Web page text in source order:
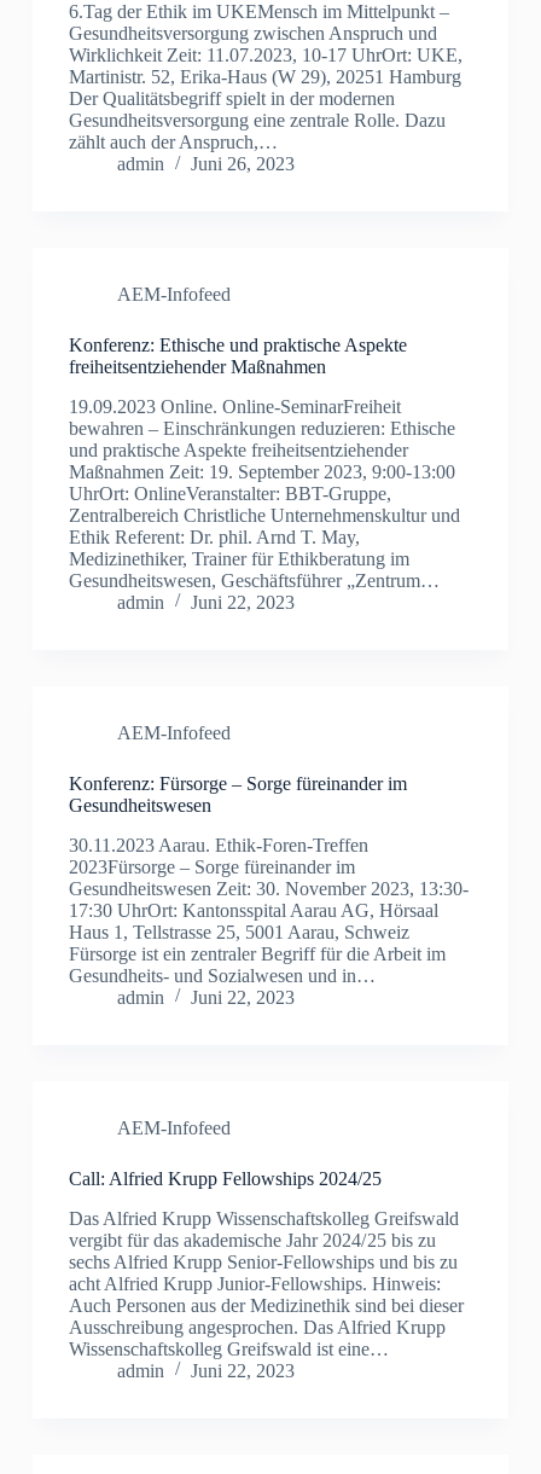
6.Tag der Ethik im UKEMensch im Mittelpunkt –
Gesundheitsversorgung zwischen Anspruch und
Wirklichkeit Zeit: 11.07.2023, 10-17 UhrOrt: UKE,
Martinistr. 52, Erika-Haus (W 29), 20251 Hamburg
Der Qualitätsbegriff spielt in der modernen
Gesundheitsversorgung eine zentrale Rolle. Dazu
zählt auch der Anspruch,…
admin
Juni 26, 2023
AEM-Infofeed
Konferenz: Ethische und praktische Aspekte
freiheitsentziehender Maßnahmen
19.09.2023 Online. Online-SeminarFreiheit
bewahren – Einschränkungen reduzieren: Ethische
und praktische Aspekte freiheitsentziehender
Maßnahmen Zeit: 19. September 2023, 9:00-13:00
UhrOrt: OnlineVeranstalter: BBT-Gruppe,
Zentralbereich Christliche Unternehmenskultur und
Ethik Referent: Dr. phil. Arnd T. May,
Medizinethiker, Trainer für Ethikberatung im
Gesundheitswesen, Geschäftsführer „Zentrum…
admin
Juni 22, 2023
AEM-Infofeed
Konferenz: Fürsorge – Sorge füreinander im
Gesundheitswesen
30.11.2023 Aarau. Ethik-Foren-Treffen
2023Fürsorge – Sorge füreinander im
Gesundheitswesen Zeit: 30. November 2023, 13:30-
17:30 UhrOrt: Kantonsspital Aarau AG, Hörsaal
Haus 1, Tellstrasse 25, 5001 Aarau, Schweiz
Fürsorge ist ein zentraler Begriff für die Arbeit im
Gesundheits- und Sozialwesen und in…
admin
Juni 22, 2023
AEM-Infofeed
Call: Alfried Krupp Fellowships 2024/25
Das Alfried Krupp Wissenschaftskolleg Greifswald
vergibt für das akademische Jahr 2024/ 25 bis zu
sechs Alfried Krupp Senior-Fellowships und bis zu
acht Alfried Krupp Junior-Fellowships. Hinweis:
Auch Personen aus der Medizinethik sind bei dieser
Ausschreibung angesprochen. Das Alfried Krupp
Wissenschaftskolleg Greifswald ist eine…
admin
Juni 22, 2023